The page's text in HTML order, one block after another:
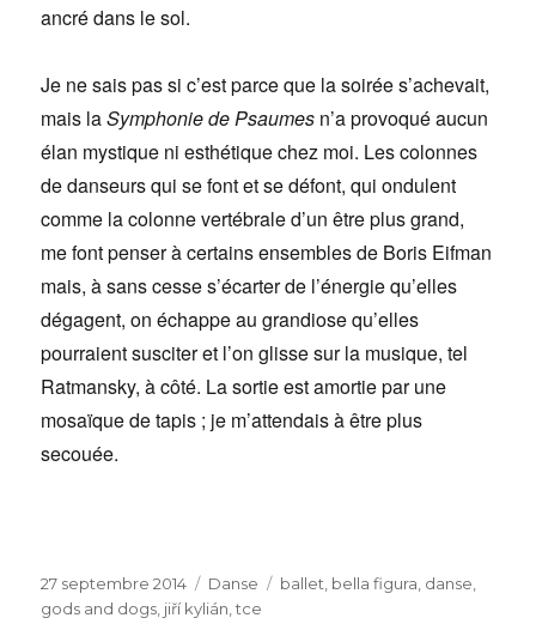
ancré dans le sol.
Je ne sais pas si c’est parce que la soirée s’achevait,
mais laSymphonie de Psaumes n’a provoqué aucun
élan mystique ni esthétique chez moi. Les colonnes
de danseurs qui se font et se défont, qui ondulent
comme la colonne vertébrale d’un être plus grand,
me font penser à certains ensembles de Boris Eifman
mais, à sans cesse s’écarter de l’énergie qu’elles
dégagent, on échappe au grandiose qu’elles
pourraient susciter et l’on glisse sur la musique, tel
Ratmansky, à côté. La sortie est amortie par une
mosaïque de tapis ; je m’attendais à être plus
secouée.
Publié
le
27 septembre 2014 Catégories
Danse Étiquettes
ballet, bella figura, danse,
gods and dogs, jiří kylián,tce